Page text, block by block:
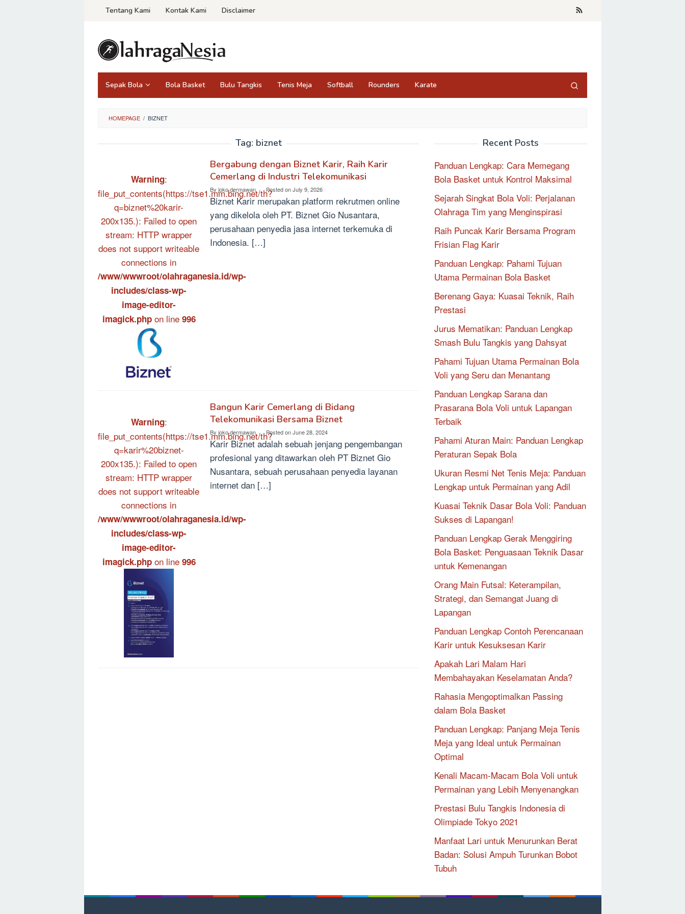
Tentang Kami Kontak Kami Disclaimer
Sepak Bola Bola Basket Bulu Tangkis Tenis Meja Softball Rounders Karate
HOMEPAGE / BIZNET
Tag: biznet
Warning:
file_put_contents(https://tse1.mm.bing.net/th?
q=biznet%20karir-
200x135.): Failed to open
stream: HTTP wrapper
does not support writeable
connections in
/www/wwwroot/olahraganesia.id/wp-
includes/class-wp-
image-editor-
imagick.phpon line 996
Bergabung dengan Biznet Karir, Raih Karir
Cemerlang di Industri Telekomunikasi
By joko dermawan Posted onJuly 9, 2026
Biznet Karir merupakan platform rekrutmen online
yang dikelola oleh PT. Biznet Gio Nusantara,
perusahaan penyedia jasa internet terkemuka di
Indonesia. […]
Warning:
file_put_contents(https://tse1.mm.bing.net/th?
q=karir%20biznet-
200x135.): Failed to open
stream: HTTP wrapper
does not support writeable
connections in
/www/wwwroot/olahraganesia.id/wp-
includes/class-wp-
image-editor-
imagick.phpon line 996
Bangun Karir Cemerlang di Bidang
Telekomunikasi Bersama Biznet
By joko dermawan Posted onJune 28, 2024
Karir Biznet adalah sebuah jenjang pengembangan
profesional yang ditawarkan oleh PT Biznet Gio
Nusantara, sebuah perusahaan penyedia layanan
internet dan […]
Recent Posts
Panduan Lengkap: Cara Memegang
Bola Basket untuk Kontrol Maksimal
Sejarah Singkat Bola Voli: Perjalanan
Olahraga Tim yang Menginspirasi
Raih Puncak Karir Bersama Program
Frisian Flag Karir
Panduan Lengkap: Pahami Tujuan
Utama Permainan Bola Basket
Berenang Gaya: Kuasai Teknik, Raih
Prestasi
Jurus Mematikan: Panduan Lengkap
Smash Bulu Tangkis yang Dahsyat
Pahami Tujuan Utama Permainan Bola
Voli yang Seru dan Menantang
Panduan Lengkap Sarana dan
Prasarana Bola Voli untuk Lapangan
Terbaik
Pahami Aturan Main: Panduan Lengkap
Peraturan Sepak Bola
Ukuran Resmi Net Tenis Meja: Panduan
Lengkap untuk Permainan yang Adil
Kuasai Teknik Dasar Bola Voli: Panduan
Sukses di Lapangan!
Panduan Lengkap Gerak Menggiring
Bola Basket: Penguasaan Teknik Dasar
untuk Kemenangan
Orang Main Futsal: Keterampilan,
Strategi, dan Semangat Juang di
Lapangan
Panduan Lengkap Contoh Perencanaan
Karir untuk Kesuksesan Karir
Apakah Lari Malam Hari
Membahayakan Keselamatan Anda?
Rahasia Mengoptimalkan Passing
dalam Bola Basket
Panduan Lengkap: Panjang Meja Tenis
Meja yang Ideal untuk Permainan
Optimal
Kenali Macam-Macam Bola Voli untuk
Permainan yang Lebih Menyenangkan
Prestasi Bulu Tangkis Indonesia di
Olimpiade Tokyo 2021
Manfaat Lari untuk Menurunkan Berat
Badan: Solusi Ampuh Turunkan Bobot
Tubuh